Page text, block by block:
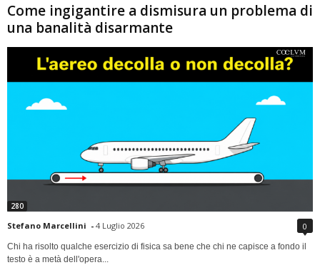
Come ingigantire a dismisura un problema di
una banalità disarmante
280
Stefano Marcellini - 4 Luglio 2026 0
Chi ha risolto qualche esercizio di fisica sa bene che chi ne capisce a fondo il
testo è a metà dell'opera...